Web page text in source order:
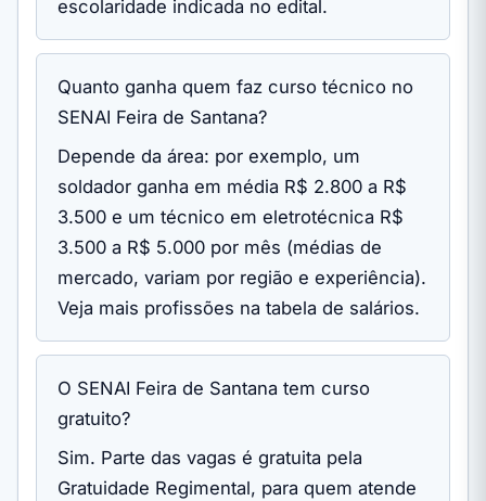
escolaridade indicada no edital.
Quanto ganha quem faz curso técnico no
SENAI Feira de Santana?
Depende da área: por exemplo, um
soldador ganha em média R$ 2.800 a R$
3.500 e um técnico em eletrotécnica R$
3.500 a R$ 5.000 por mês (médias de
mercado, variam por região e experiência).
Veja mais profissões na tabela de salários.
O SENAI Feira de Santana tem curso
gratuito?
Sim. Parte das vagas é gratuita pela
Gratuidade Regimental, para quem atende